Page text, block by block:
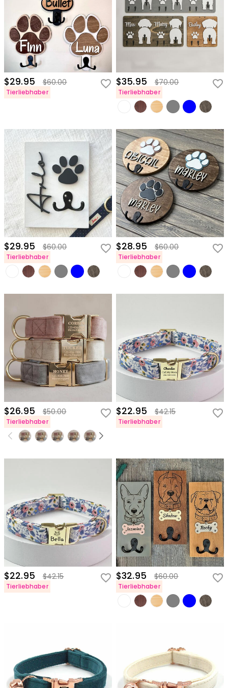
$29.95 $60.00
Tierliebhaber
$35.95 $70.00
Tierliebhaber
$29.95 $60.00
Tierliebhaber
$28.95 $60.00
Tierliebhaber
$26.95 $50.00
Tierliebhaber
$22.95 $42.15
Tierliebhaber
$22.95 $42.15
Tierliebhaber
$32.95 $60.00
Tierliebhaber